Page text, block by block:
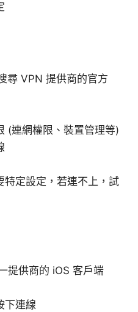
尋 VPN 提供商的官方
(連網權限、裝置管理等)
特定設定，若連不上，試
提供商的 iOS 客戶端
下連線